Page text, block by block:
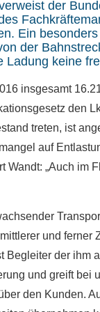
der
Ein
der
keine
insgesamt
den
treten, ist
auf
Wandt: „Auch im
und
der ihm
und greift
den Kunden.